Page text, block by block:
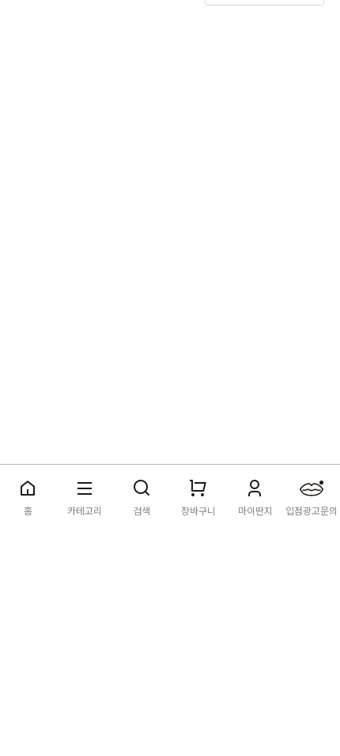
딴지마켓 이용약관개인정보처리방침 입점·광고문의
홈 카테고리 검색 장바구니 마이딴지 입점광고문의